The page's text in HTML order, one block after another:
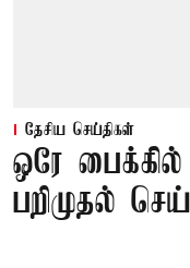
தேசிய செய்திகள்
ஒரே
பறிமுதல்